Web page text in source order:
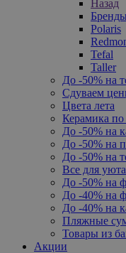
Назад
Бренды
Polaris
Tefal
Taller
До -50% на
Сдуваем
Цвета лета
Керамика по
До -50% на
До -50% на
До -50% на
Все для уюта
До -50% на
До -40% на
До -40% на
Пляжные
Товары из
Акции